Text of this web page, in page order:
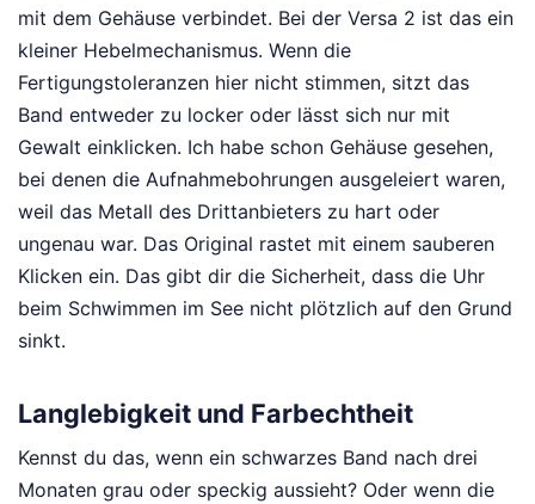
mit dem Gehäuse verbindet. Bei der Versa 2 ist das ein
kleiner Hebelmechanismus. Wenn die
Fertigungstoleranzen hier nicht stimmen, sitzt das
Band entweder zu locker oder lässt sich nur mit
Gewalt einklicken. Ich habe schon Gehäuse gesehen,
bei denen die Aufnahmebohrungen ausgeleiert waren,
weil das Metall des Drittanbieters zu hart oder
ungenau war. Das Original rastet mit einem sauberen
Klicken ein. Das gibt dir die Sicherheit, dass die Uhr
beim Schwimmen im See nicht plötzlich auf den Grund
sinkt.
Langlebigkeit und Farbechtheit
Kennst du das, wenn ein schwarzes Band nach drei
Monaten grau oder speckig aussieht? Oder wenn die